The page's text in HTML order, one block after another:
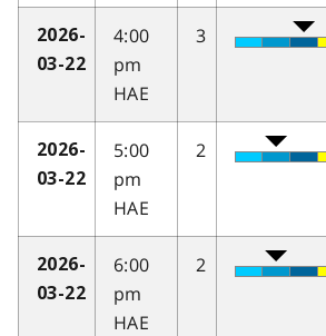
2026-
03-22
4:00
pm
HAE
3
2026-
03-22
5:00
pm
HAE
2
2026-
03-22
6:00
pm
HAE
2